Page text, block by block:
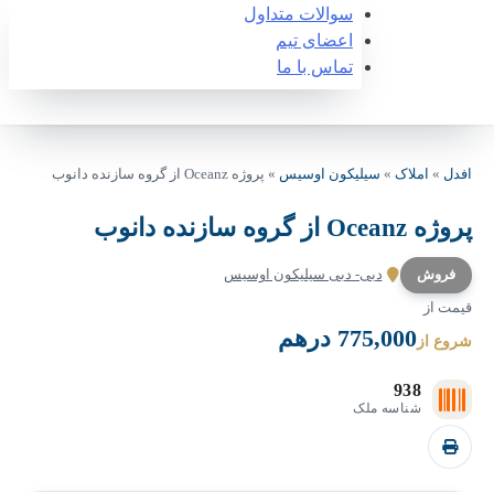
سوالات متداول
اعضای تیم
تماس با ما
افدل» املاک» سیلیکون اوسیس» پروژه Oceanz از گروه سازنده دانوب
پروژه Oceanz از گروه سازنده دانوب
فروش دبی- دبی سیلیکون اوسیس
قیمت از
شروع از 775,000 درهم
938
شناسه ملک